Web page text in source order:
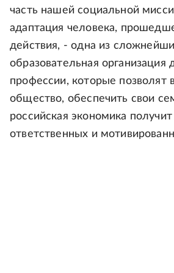
часть нашей социальной
адаптация человека,
действия, - одна из
образовательная организация
профессии, которые позволят
общество, обеспечить свои
российская экономика
ответственных и